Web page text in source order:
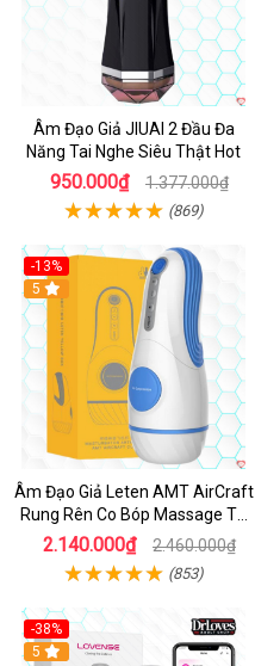
Âm Đạo Giả JIUAI 2 Đầu Đa
Năng Tai Nghe Siêu Thật Hot
950.000₫ 1.377.000₫
(869)
-13%
5
Âm Đạo Giả Leten AMT AirCraft
Rung Rên Co Bóp Massage Tự
Động
2.140.000₫ 2.460.000₫
(853)
-38%
Hot
5